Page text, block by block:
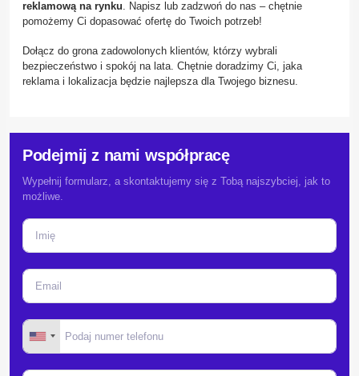
reklamową na rynku . Napisz lub zadzwoń do nas – chętnie
pomożemy Ci dopasować ofertę do Twoich potrzeb!
Dołącz do grona zadowolonych klientów, którzy wybrali
bezpieczeństwo i spokój na lata. Chętnie doradzimy Ci, jaka
reklama i lokalizacja będzie najlepsza dla Twojego biznesu.
Podejmij z nami współpracę
Wypełnij formularz, a skontaktujemy się z Tobą najszybciej, jak to
możliwe.